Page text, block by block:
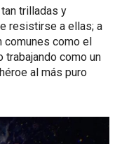
trilladas y
resistirse a ellas; a
comunes como el
como un
al más puro